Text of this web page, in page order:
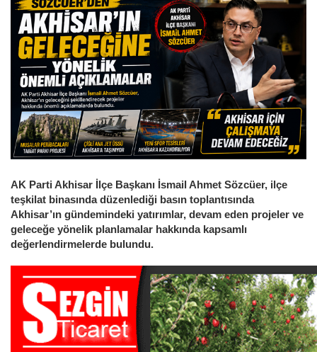
AK Parti Akhisar İlçe Başkanı İsmail Ahmet Sözcüer, ilçe
teşkilat binasında düzenlediği basın toplantısında
Akhisar’ın gündemindeki yatırımlar, devam eden projeler ve
geleceğe yönelik planlamalar hakkında kapsamlı
değerlendirmelerde bulundu.